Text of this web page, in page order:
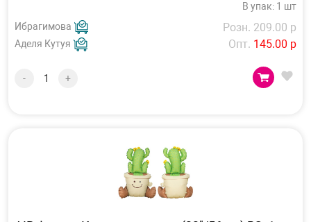
В упак: 1 шт
Ибрагимова
Аделя Кутуя
Розн. 209.00 р
Опт. 145.00 р
- +